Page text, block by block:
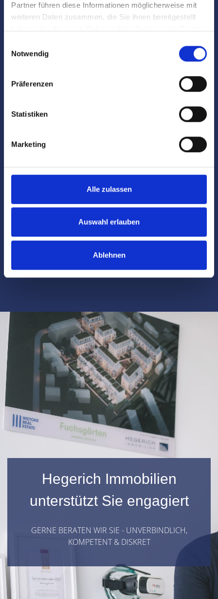
Partner führen diese Informationen möglicherweise mit
weiteren Daten zusammen, die Sie ihnen bereitgestellt
Notwendig
Präferenzen
Statistiken
Marketing
Alle zulassen
Auswahl erlauben
Ablehnen
VIP-Kunde
Unsere Leistungen für Mieter
Interessentenkartei
Vorauswahl von Objekten
Vertragsverhandlungen mit Eigentümern
Schlüsselübergabe
Hegerich Immobilien
unterstützt Sie engagiert
GERNE BERATEN WIR SIE - UNVERBINDLICH,
KOMPETENT & DISKRET